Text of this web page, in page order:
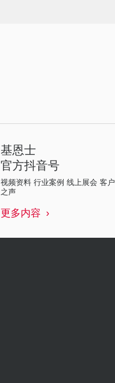
基恩士
官方抖音号
视频资料 行业案例 线上展会 客户
之声
更多内容